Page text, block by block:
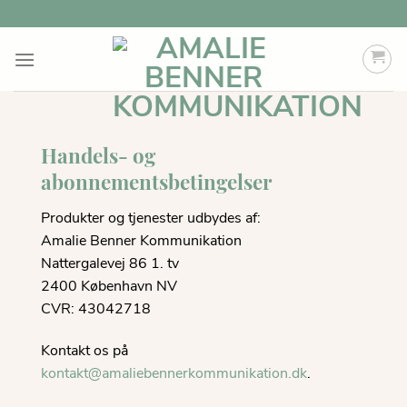
indhold
Handels- og
abonnementsbetingelser
Produkter og tjenester udbydes af:
Amalie Benner Kommunikation
Nattergalevej 86 1. tv
2400 København NV
CVR: 43042718
Kontakt os på
kontakt@amaliebennerkommunikation.dk.